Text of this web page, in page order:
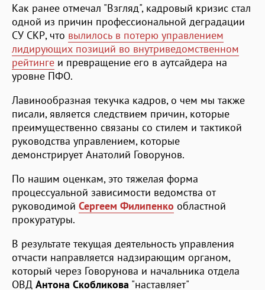
Как ранее отмечал "Взгляд", кадровый кризис стал
одной из причин профессиональной деградации
СУ СКР, что вылилось в потерю управлением
лидирующих позиций во внутриведомственном
рейтинге и превращение его в аутсайдера на
уровне ПФО.
Лавинообразная текучка кадров, о чем мы также
писали, является следствием причин, которые
преимущественно связаны со стилем и тактикой
руководства управлением, которые
демонстрирует Анатолий Говорунов.
По нашим оценкам, это тяжелая форма
процессуальной зависимости ведомства от
руководимой Сергеем Филипенко областной
прокуратуры.
В результате текущая деятельность управления
отчасти направляется надзирающим органом,
который через Говорунова и начальника отдела
ОВД Антона Скобликова "наставляет"